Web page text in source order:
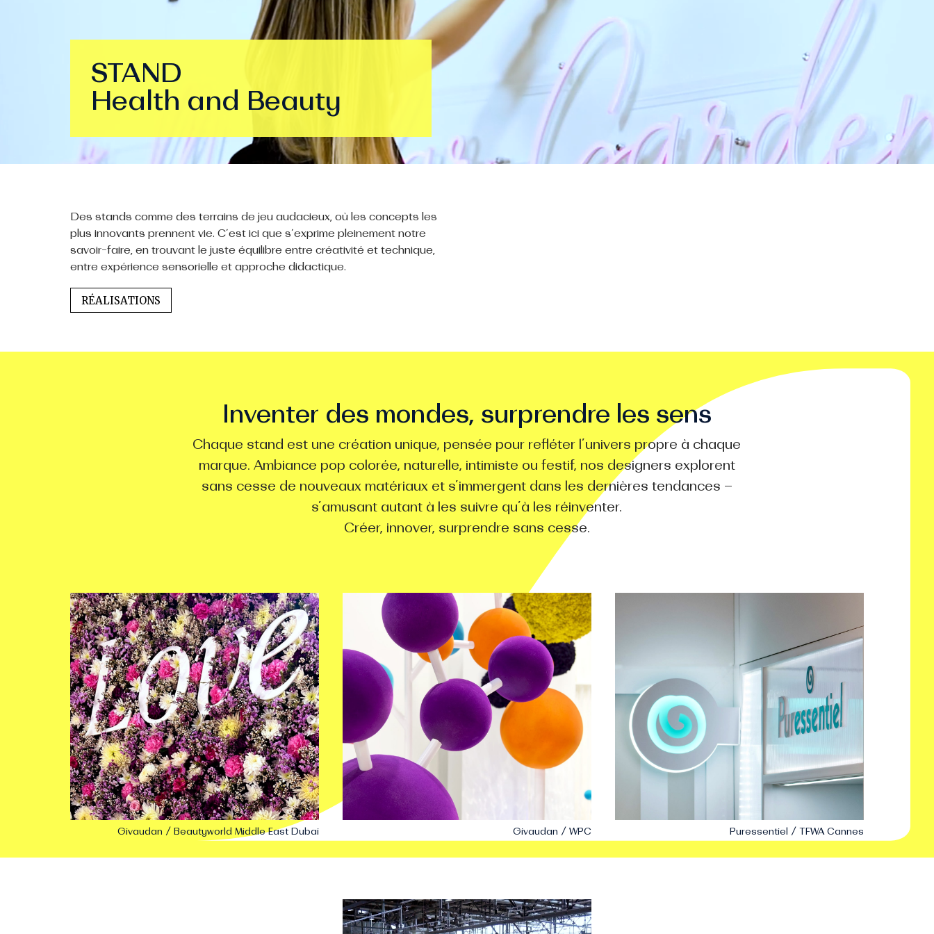
STAND
Health and Beauty
Des stands comme des terrains de jeu audacieux, où les concepts les
plus innovants prennent vie. C’est ici que s’exprime pleinement notre
savoir-faire, en trouvant le juste équilibre entre créativité et technique,
entre expérience sensorielle et approche didactique.
RÉALISATIONS
Inventer des mondes, surprendre les sens
Chaque stand est une création unique, pensée pour refléter l’univers propre à chaque
marque. Ambiance pop colorée, naturelle, intimiste ou festif, nos designers explorent
sans cesse de nouveaux matériaux et s’immergent dans les dernières tendances –
s’amusant autant à les suivre qu’à les réinventer.
Créer, innover, surprendre sans cesse.
Givaudan / Beautyworld Middle East Dubai Givaudan / WPC Puressentiel / TFWA Cannes